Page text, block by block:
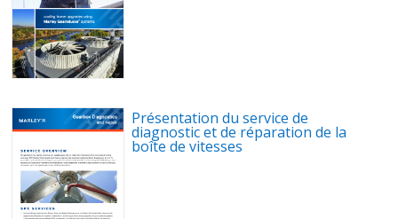
Présentation du service de
diagnostic et de réparation de la
boîte de vitesses